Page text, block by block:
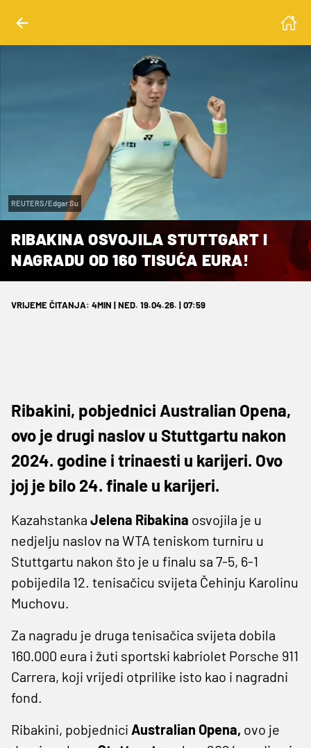
REUTERS/Edgar Su
RIBAKINA OSVOJILA STUTTGART I
NAGRADU OD 160 TISUĆA EURA!
VRIJEME ČITANJA: 4MIN | NED. 19.04.26. | 07:59
Ribakini, pobjednici Australian Opena,
ovo je drugi naslov u Stuttgartu nakon
2024. godine i trinaesti u karijeri. Ovo
joj je bilo 24. finale u karijeri.
Kazahstanka Jelena Ribakina osvojila je u
nedjelju naslov na WTA teniskom turniru u
Stuttgartu nakon što je u finalu sa 7-5, 6-1
pobijedila 12. tenisačicu svijeta Čehinju Karolinu
Muchovu.
Za nagradu je druga tenisačica svijeta dobila
160.000 eura i žuti sportski kabriolet Porsche 911
Carrera, koji vrijedi otprilike isto kao i nagradni
fond.
Ribakini, pobjednici Australian Opena, ovo je